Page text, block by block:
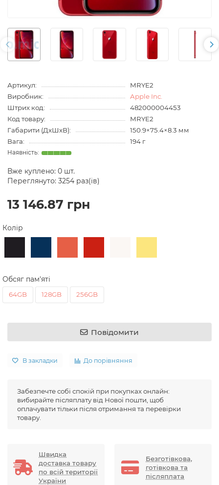
Артикул:
MRYE2
Виробник:
Apple Inc.
Штрих код:
482000004453
Код товару:
MRYE2
Габарити (ДхШхВ):
150.9×75.4×8.3 мм
Вага:
194 г
Вже куплено: 0 шт.
Переглянуто: 3254 раз(ів)
13 146.87 грн
Колір
Обсяг пам'яті
64GB 128GB 256GB
Повідомити
В закладки До порівняння
Забезпечте собі спокій при покупках онлайн:
вибирайте післяплату від Нової пошти, щоб
оплачувати тільки після отримання та перевірки
товару.
Швидка
доставка товару
по всій території
України
Безготівкова,
готівкова та
післяплата